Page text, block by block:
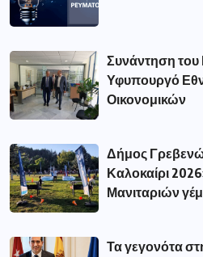
Συνάντηση του
Υφυπουργό
Οικονομικών
Δήμος
Καλοκαίρι
Μανιταριών
Τα γεγονότα